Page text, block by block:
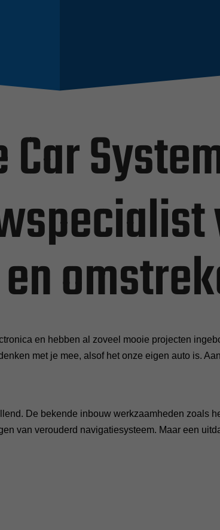
en hebben al zoveel mooie projecten
met je mee, alsof het onze eigen auto is.
De bekende inbouw werkzaamheden zoals
van verouderd navigatiesysteem. Maar een